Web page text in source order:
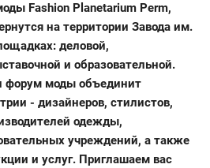
Fashion Planetarium Perm,
на территории Завода им.
деловой,
и образовательной.
форум моды объединит
- дизайнеров, стилистов,
одежды,
учреждений, а также
и услуг. Приглашаем вас